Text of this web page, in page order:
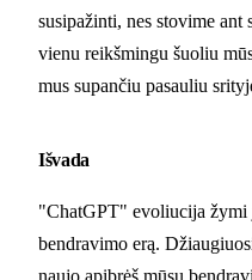
susipažinti, nes stovime ant
vienu reikšmingu šuoliu
mus supančiu pasauliu
Išvada
"ChatGPT" evoliucija žymi
bendravimo erą.
naujo apibrėš mūsų